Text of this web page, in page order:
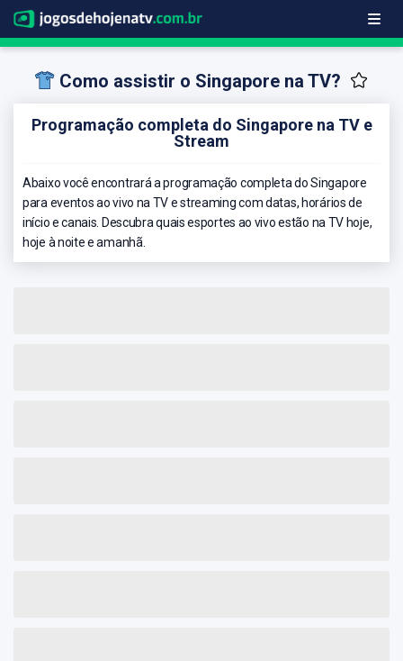
Como assistir o Singapore na TV?
Programação completa do Singapore na TV e
Stream
Abaixo você encontrará a programação completa do Singapore
para eventos ao vivo na TV e streaming com datas, horários de
início e canais. Descubra quais esportes ao vivo estão na TV hoje,
hoje à noite e amanhã.